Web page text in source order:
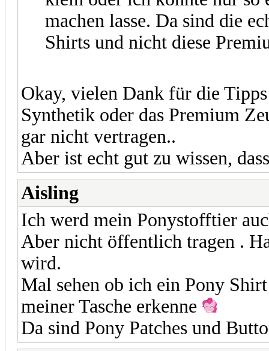
machen lasse. Da sind die
Shirts und nicht diese
Okay, vielen Dank für die
Synthetik oder das Premium
gar nicht vertragen..
Aber ist echt gut zu wissen,
Aisling
Ich werd mein Ponystofftier
Aber nicht öffentlich tragen .
wird.
Mal sehen ob ich ein Pony
meiner Tasche erkenne
Da sind Pony Patches und